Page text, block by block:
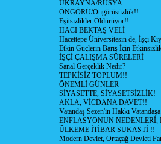
UKRAYNA/RUSYA
ÖNGÖRÜ/Öngörüsüzlük!!
Eşitsizlikler Öldürüyor!!
HACI BEKTAŞ VELİ
Hacettepe Üniversitesin de, İşçi
Etkin Güçlerin Barış İçin
İŞÇİ ÇALIŞMA SÜRELERİ
Sanal Gerçeklik Nedir?
TEPKİSİZ TOPLUM!!
ÖNEMLİ GÜNLER
SİYASETTE, SİYASETSİZLİK!
AKLA, VİCDANA DAVET!!
Vatandaş Sezen'in Hakkı
ENFLASYONUN NEDENLERİ,
ÜLKEME İTİBAR SUKASTİ !!
Modern Devlet, Ortaçağ Devleti